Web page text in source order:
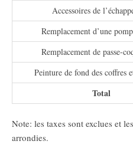
Accessoires de
Remplacement d’une
Remplacement de passe-
Peinture de fond des coffres
Total
Note: les taxes sont exclues et
arrondies.